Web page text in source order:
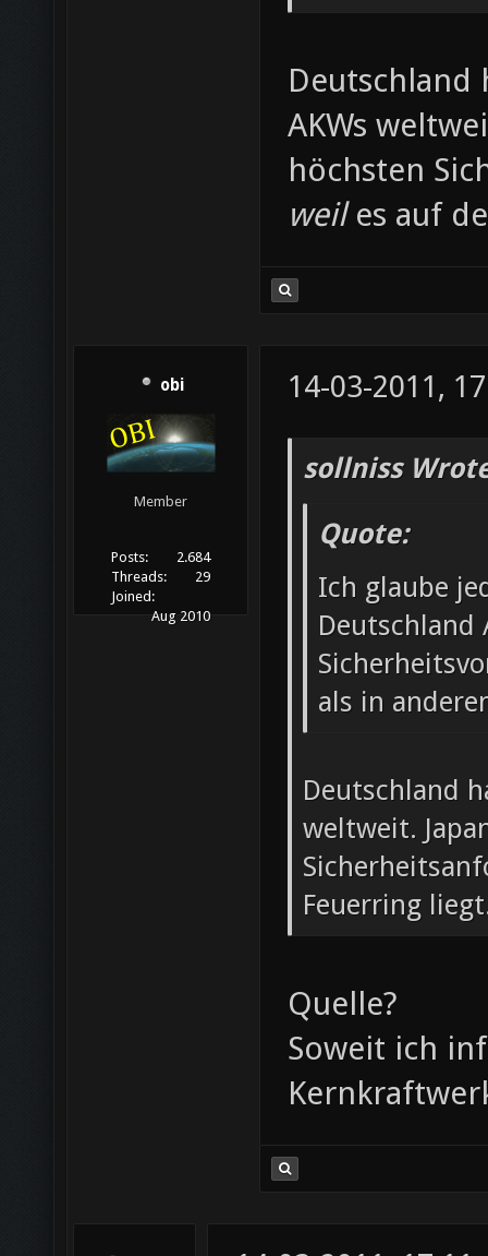
Deutschland
AKWs
höchsten
weiles auf
obi
Member
Posts:
2.684
Threads:
29
Joined:
Aug 2010
14-03-2011,
sollniss
Quote:
Ich glaube
Deutschland
als in
Deutschland
weltweit.
Feuerring
Quelle?
Soweit ich